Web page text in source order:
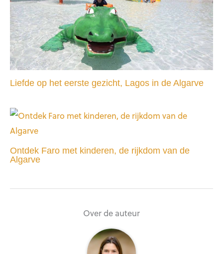
Liefde op het eerste gezicht, Lagos in de Algarve
Ontdek Faro met kinderen, de rijkdom van de
Algarve
Over de auteur